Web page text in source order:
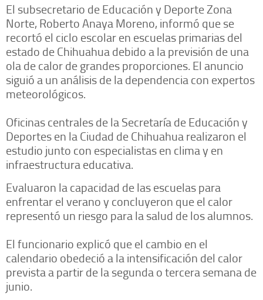
El subsecretario de Educación y Deporte Zona
Norte, Roberto Anaya Moreno, informó que se
recortó el ciclo escolar en escuelas primarias del
estado de Chihuahua debido a la previsión de una
ola de calor de grandes proporciones. El anuncio
siguió a un análisis de la dependencia con expertos
meteorológicos.
Oficinas centrales de la Secretaría de Educación y
Deportes en la Ciudad de Chihuahua realizaron el
estudio junto con especialistas en clima y en
infraestructura educativa.
Evaluaron la capacidad de las escuelas para
enfrentar el verano y concluyeron que el calor
representó un riesgo para la salud de los alumnos.
El funcionario explicó que el cambio en el
calendario obedeció a la intensificación del calor
prevista a partir de la segunda o tercera semana de
junio.